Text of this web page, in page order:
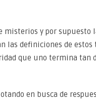
misterios y por supuesto
las definiciones de estos
que uno termina tan
en busca de